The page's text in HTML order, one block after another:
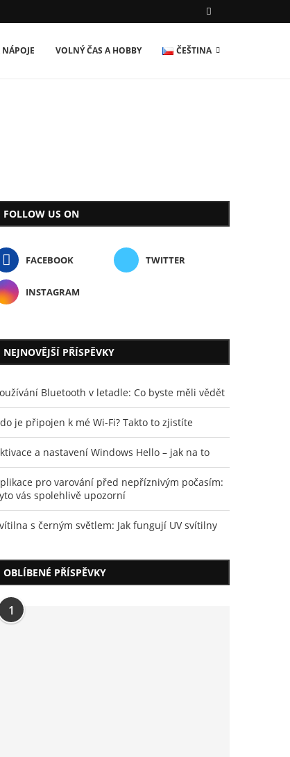
VOLNÝ ČAS A HOBBY ČEŠTINA
FOLLOW US ON
FACEBOOK TWITTER
INSTAGRAM
NEJNOVĚJŠÍ PŘÍSPĚVKY
Bluetooth v letadle: Co byste měli vědět
je připojen k mé Wi-Fi? Takto to zjistíte
a nastavení Windows Hello – jak na to
pro varování před nepříznivým počasím:
vás spolehlivě upozorní
s černým světlem: Jak fungují UV svítilny
OBLÍBENÉ PŘÍSPĚVKY
1